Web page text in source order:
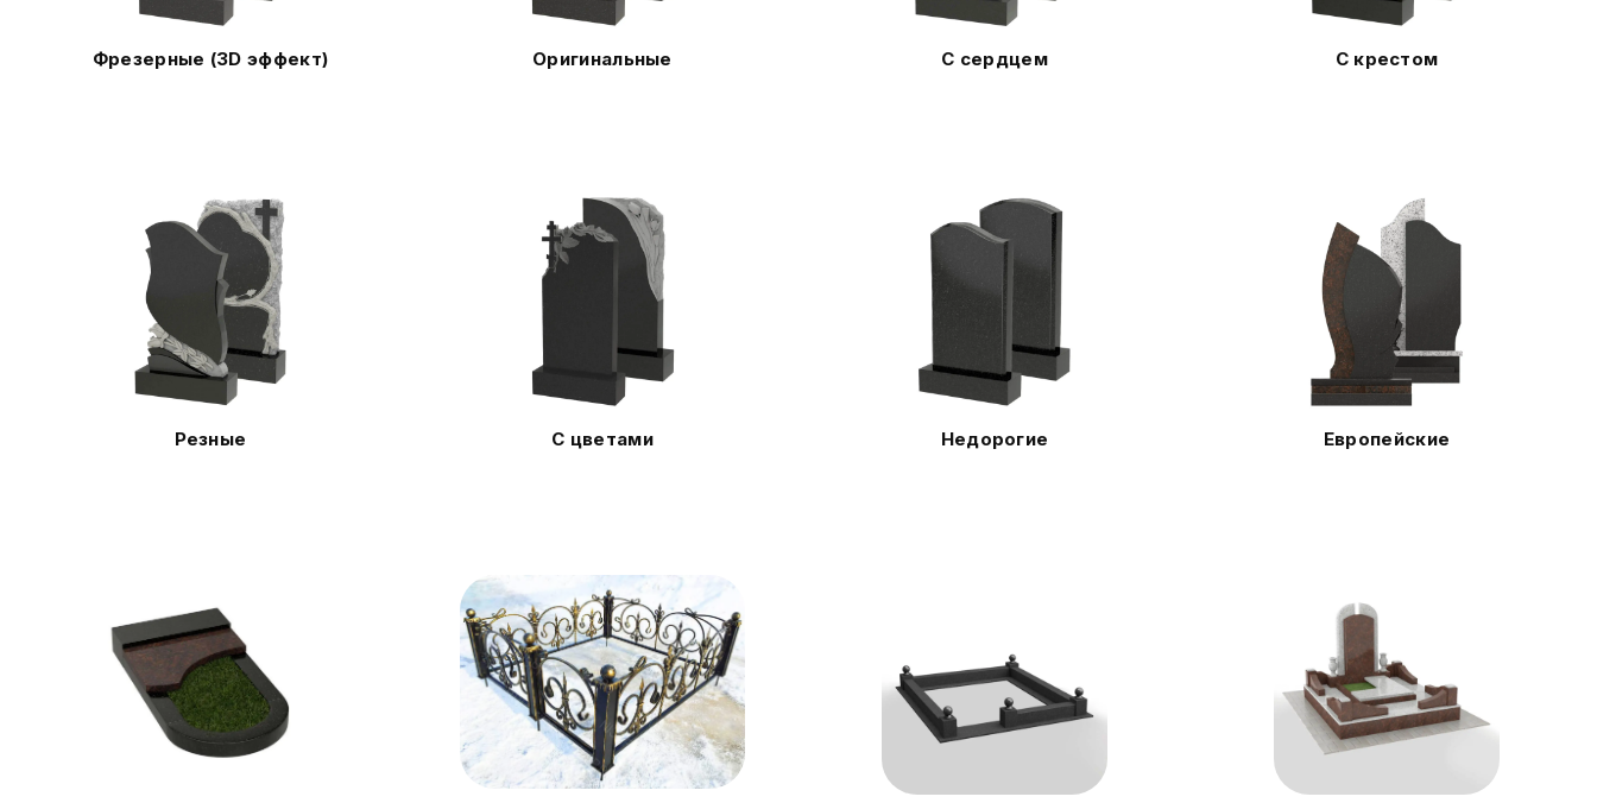
Фрезерные (3D эффект) Оригинальные С сердцем С крестом
Резные С цветами Недорогие Европейские